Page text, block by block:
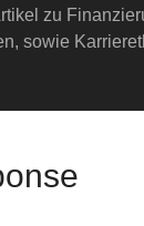
zu
sowie